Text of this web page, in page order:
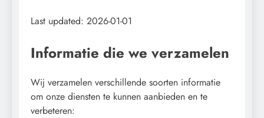
Last updated: 2026-01-01
Informatie die we verzamelen
Wij verzamelen verschillende soorten informatie
om onze diensten te kunnen aanbieden en te
verbeteren: